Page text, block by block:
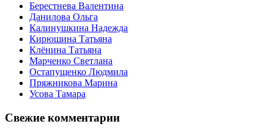
Берестнева Валентина
Данилова Ольга
Калинушкина Надежда
Кирюшина Татьяна
Клёнина Татьяна
Марченко Светлана
Остапущенко Людмила
Пряжникова Марина
Усова Тамара
Свежие комментарии